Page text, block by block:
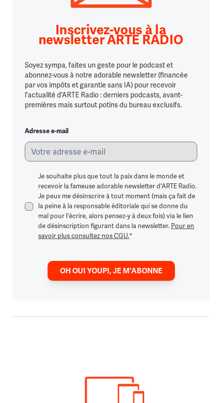
Inscrivez-vous à la
newsletter ARTE RADIO
Soyez sympa, faites un geste pour le podcast et
abonnez-vous à notre adorable newsletter (financée
par vos impôts et garantie sans IA) pour recevoir
l'actualité d'ARTE Radio : derniers podcasts, avant-
premières mais surtout potins du bureau exclusifs.
Adresse e-mail
Je souhaite plus que tout la paix dans le monde et
recevoir la fameuse adorable newsletter d'ARTE Radio.
Je peux me désinscrire à tout moment (mais ça fait de
la peine à la responsable éditoriale qui se donne du
mal pour l'écrire, alors pensez-y à deux fois) via le lien
de désinscription figurant dans la newsletter. Pour en
savoir plus consultez nos CGU.*
OH OUI YOUPI, JE M'ABONNE